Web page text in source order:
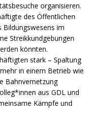
organisieren.
des Öffentlichen
Bildungswesens im
Streikkundgebungen
könnten.
stark – Spaltung
in einem Betrieb wie
Bahnvernetzung
aus GDL und
Kämpfe und